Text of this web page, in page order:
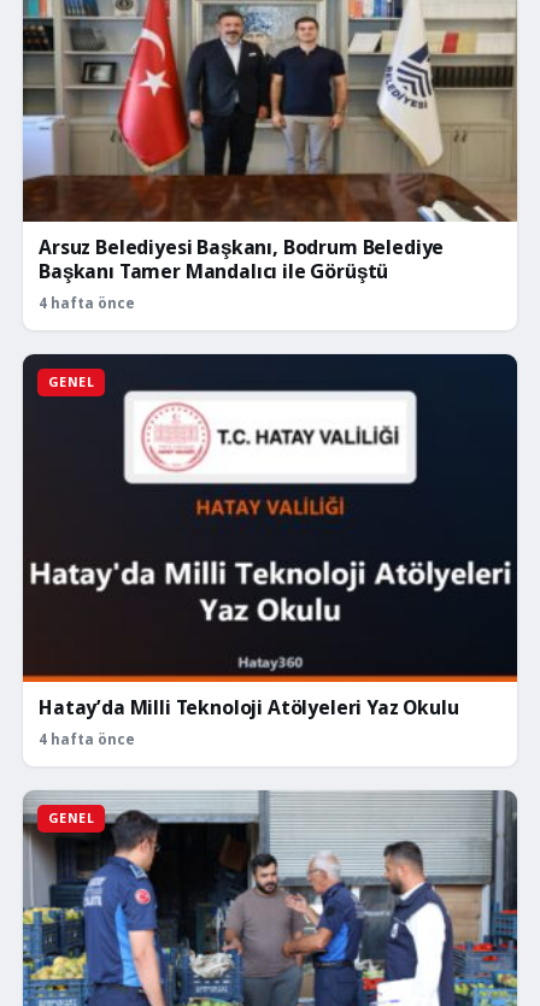
Arsuz Belediyesi Başkanı, Bodrum Belediye
Başkanı Tamer Mandalıcı ile Görüştü
4 hafta önce
GENEL
Hatay’da Milli Teknoloji Atölyeleri Yaz Okulu
4 hafta önce
GENEL